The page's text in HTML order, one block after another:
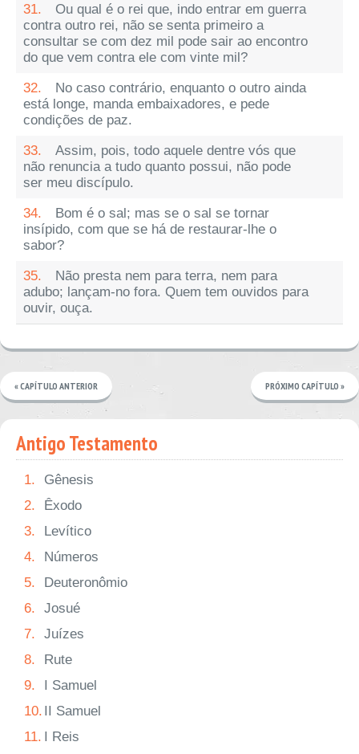
31.
Ou qual é o rei que, indo entrar em guerra
contra outro rei, não se senta primeiro a
consultar se com dez mil pode sair ao encontro
do que vem contra ele com vinte mil?
32.
No caso contrário, enquanto o outro ainda
está longe, manda embaixadores, e pede
condições de paz.
33.
Assim, pois, todo aquele dentre vós que
não renuncia a tudo quanto possui, não pode
ser meu discípulo.
34.
Bom é o sal; mas se o sal se tornar
insípido, com que se há de restaurar-lhe o
sabor?
35.
Não presta nem para terra, nem para
adubo; lançam-no fora. Quem tem ouvidos para
ouvir, ouça.
« CAPÍTULO ANTERIOR PRÓXIMO CAPÍTULO »
Antigo Testamento
1.
Gênesis
2.
Êxodo
3.
Levítico
4.
Números
5.
Deuteronômio
6.
Josué
7.
Juízes
8.
Rute
9.
I Samuel
10. II Samuel
11. I Reis